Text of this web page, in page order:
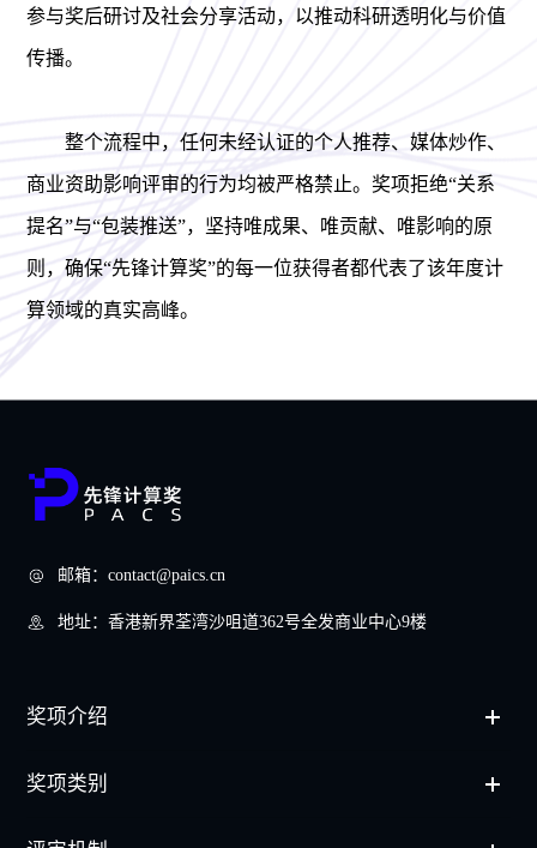
参与奖后研讨及社会分享活动，以推动科研透明化与价值
传播。
整个流程中，任何未经认证的个人推荐、媒体炒作、
商业资助影响评审的行为均被严格禁止。奖项拒绝“关系
提名”与“包装推送”，坚持唯成果、唯贡献、唯影响的原
则，确保“先锋计算奖”的每一位获得者都代表了该年度计
算领域的真实高峰。
邮箱：contact@paics.cn
地址：香港新界荃湾沙咀道362号全发商业中心9楼
奖项介绍
奖项类别